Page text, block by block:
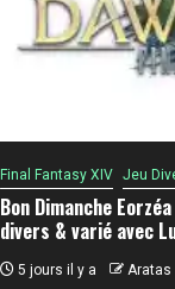
Final Fantasy XIV Jeu
Bon Dimanche
divers & varié avec
5 jours il y a Aratas